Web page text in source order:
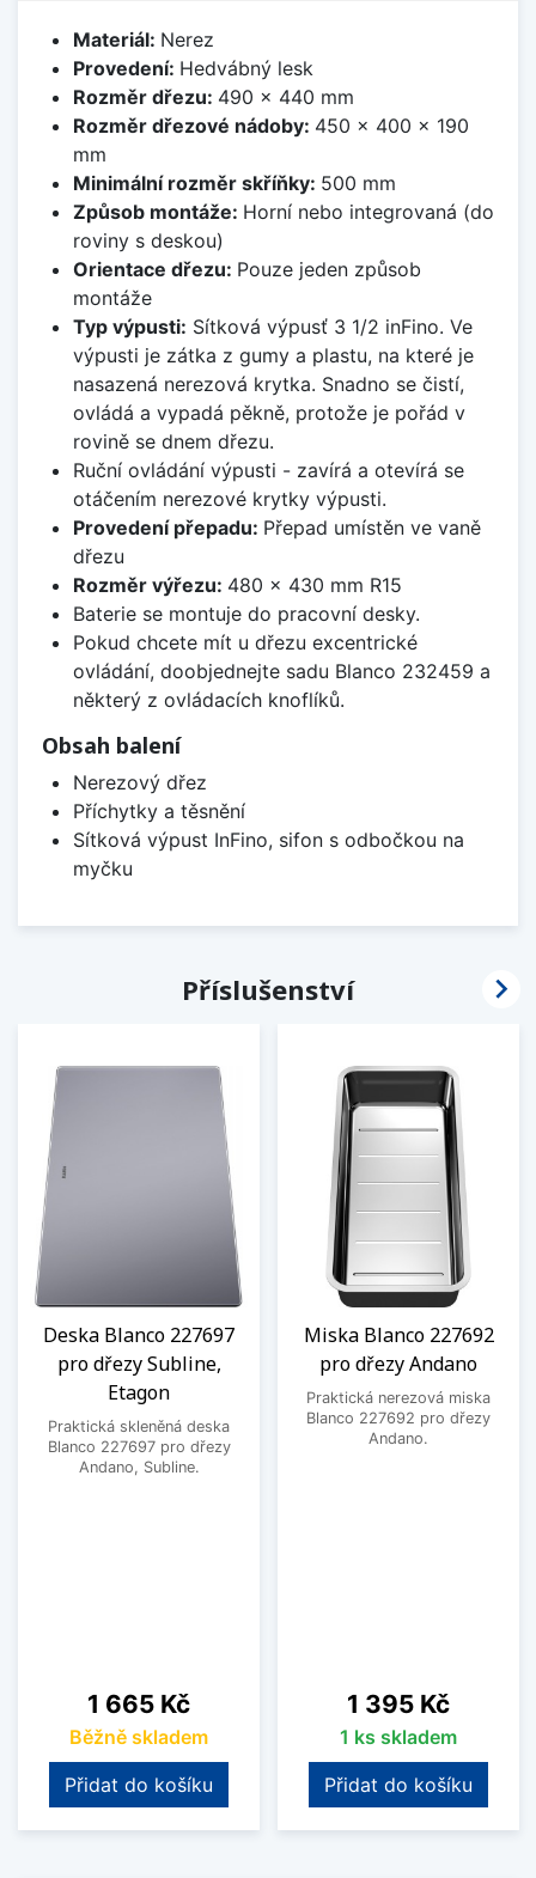
Materiál: Nerez
Provedení: Hedvábný lesk
Rozměr dřezu: 490 x 440 mm
Rozměr dřezové nádoby: 450 x 400 x 190
mm
Minimální rozměr skříňky: 500 mm
Způsob montáže: Horní nebo integrovaná (do
roviny s deskou)
Orientace dřezu: Pouze jeden způsob
montáže
Typ výpusti: Sítková výpusť 3 1/2 inFino. Ve
výpusti je zátka z gumy a plastu, na které je
nasazená nerezová krytka. Snadno se čistí,
ovládá a vypadá pěkně, protože je pořád v
rovině se dnem dřezu.
Ruční ovládání výpusti - zavírá a otevírá se
otáčením nerezové krytky výpusti.
Provedení přepadu: Přepad umístěn ve vaně
dřezu
Rozměr výřezu: 480 x 430 mm R15
Baterie se montuje do pracovní desky.
Pokud chcete mít u dřezu excentrické
ovládání, doobjednejte sadu Blanco 232459 a
některý z ovládacích knoflíků.
Obsah balení
Nerezový dřez
Příchytky a těsnění
Sítková výpust InFino, sifon s odbočkou na
myčku
Příslušenství
Deska Blanco 227697
pro dřezy Subline,
Etagon
Praktická skleněná deska
Blanco 227697 pro dřezy
Andano, Subline.
Cena
1 665 Kč
Běžně skladem
Přidat do košíku
Miska Blanco 227692
pro dřezy Andano
Praktická nerezová miska
Blanco 227692 pro dřezy
Andano.
Cena
1 395 Kč
1 ks skladem
Přidat do košíku
